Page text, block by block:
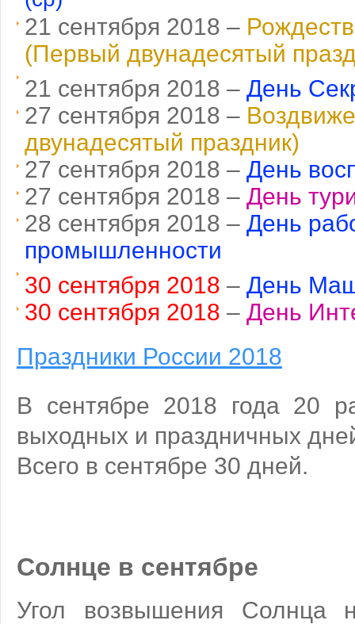
21 сентября 2018 –
(Первый двунадесятый
21 сентября 2018 – День
27 сентября 2018 –
двунадесятый праздник)
27 сентября 2018 – День
27 сентября 2018 – День
28 сентября 2018 – День
промышленности
30 сентября 2018 – День
30 сентября 2018 – День
Праздники России 2018
В сентябре 2018 года 20
выходных и праздничных
Всего в сентябре 30 дней.
Солнце в сентябре
Угол возвышения Солнца